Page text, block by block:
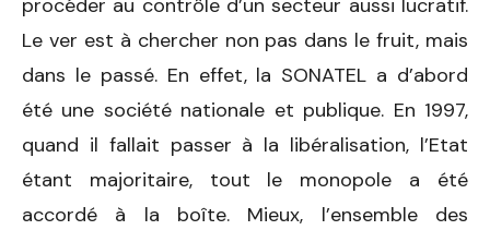
procéder au contrôle d’un secteur aussi lucratif.
Le ver est à chercher non pas dans le fruit, mais
dans le passé. En effet, la SONATEL a d’abord
été une société nationale et publique. En 1997,
quand il fallait passer à la libéralisation, l’Etat
étant majoritaire, tout le monopole a été
accordé à la boîte. Mieux, l’ensemble des